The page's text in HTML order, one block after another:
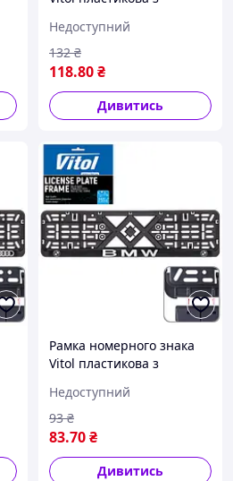
УКРАЇНА та силіконовий
прапор (чорна)
Недоступний
118.80₴
132 ₴
Дивитись
Рамка номерного знака
Vitol пластикова з
BMW (чорна)
Недоступний
83.70₴
93 ₴
Дивитись